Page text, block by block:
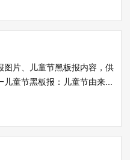
图片、儿童节黑板报内容，供
童节黑板报：儿童节由来...